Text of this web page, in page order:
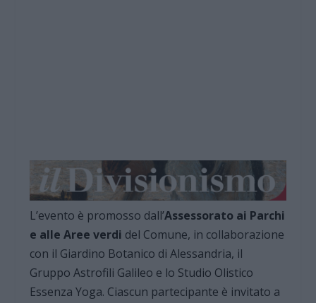
L’evento è promosso dall’Assessorato ai Parchi
e alle Aree verdi del Comune, in collaborazione
con il Giardino Botanico di Alessandria, il
Gruppo Astrofili Galileo e lo Studio Olistico
Essenza Yoga. Ciascun partecipante è invitato a